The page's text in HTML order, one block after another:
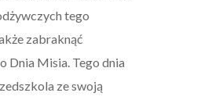
tego
zabraknąć
Dnia Misia. Tego dnia
ze swoją